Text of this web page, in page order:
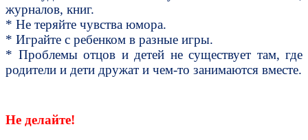
журналов, книг.
* Не теряйте чувства юмора.
* Играйте с ребенком в разные игры.
* Проблемы отцов и детей не существует там, где
родители и дети дружат и чем-то занимаются вместе.
Не делайте!